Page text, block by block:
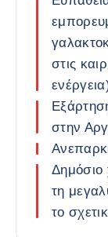
στις
στην
Δημόσιο
τη
το